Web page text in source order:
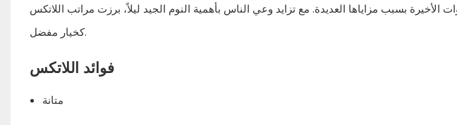
بسبب مزاياها العديدة. مع تزايد وعي الناس بأهمية النوم الجيد ليلاً، برزت مراتب اللاتكس
كخيار مفضل.
فوائد اللاتكس
متانة